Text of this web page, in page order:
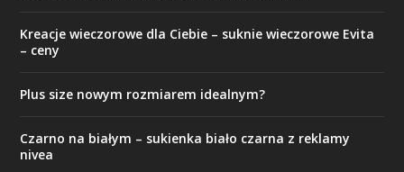
Kreacje wieczorowe dla Ciebie – suknie wieczorowe Evita
– ceny
Plus size nowym rozmiarem idealnym?
Czarno na białym – sukienka biało czarna z reklamy
nivea